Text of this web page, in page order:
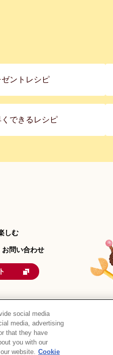
ゼントレシピ
できるレシピ
しむ
問い合わせ
ビリティ ご利用規約
social media
media, advertising
that they have
you with our
website. Cookie